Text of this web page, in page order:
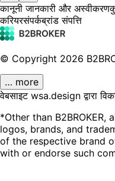
कानूनी जानकारी और अस्वीकरण
करियरसंपर्कब्रांड संपत्ति
© Copyright 2026
… more
वेबसाइट wsa.design द्वारा
*Other than
logos, brands, and
of the respective brand
with or endorse such